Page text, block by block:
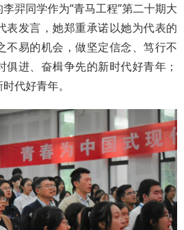
羿同学作为“青马工程”第二十期大
表发言，她郑重承诺以她为代表的
不易的机会，做坚定信念、笃行不
进、奋楫争先的新时代好青年；
代好青年。